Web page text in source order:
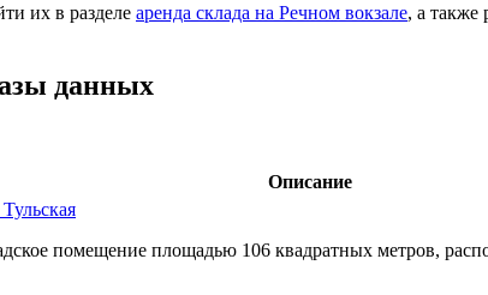
их в разделе аренда склада на Речном вокзале, а также
данных
Описание
помещение площадью 106 квадратных метров,­